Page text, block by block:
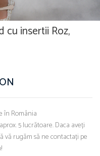
cu insertii Roz,
în România
5 lucrătoare. Daca aveți
vă rugăm să ne contactați pe